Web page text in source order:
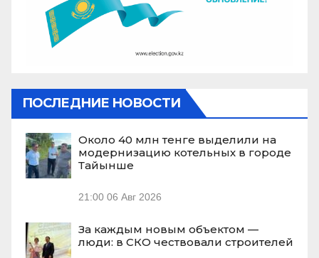
ПОСЛЕДНИЕ НОВОСТИ
Около 40 млн тенге выделили на
модернизацию котельных в городе
Тайынше
21:00 06 Авг 2026
За каждым новым объектом —
люди: в СКО чествовали строителей